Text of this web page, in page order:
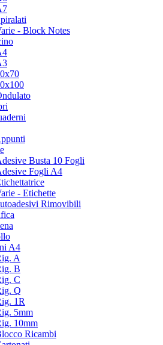
- Block Notes
Busta 10 Fogli
Fogli A4
- Etichette
Rimovibili
A4
A
B
C
Q
1R
5mm
10mm
Ricambi